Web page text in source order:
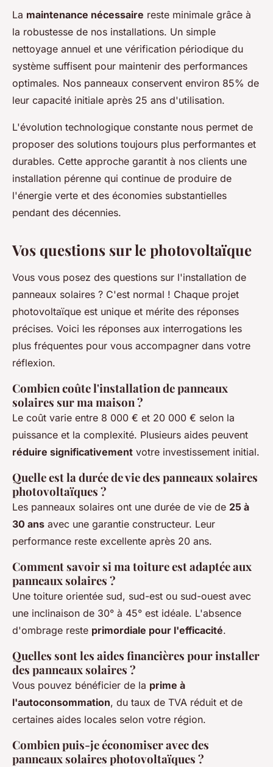
La maintenance nécessaire reste minimale grâce à
la robustesse de nos installations. Un simple
nettoyage annuel et une vérification périodique du
système suffisent pour maintenir des performances
optimales. Nos panneaux conservent environ 85% de
leur capacité initiale après 25 ans d'utilisation.
L'évolution technologique constante nous permet de
proposer des solutions toujours plus performantes et
durables. Cette approche garantit à nos clients une
installation pérenne qui continue de produire de
l'énergie verte et des économies substantielles
pendant des décennies.
Vos questions sur le photovoltaïque
Vous vous posez des questions sur l'installation de
panneaux solaires ? C'est normal ! Chaque projet
photovoltaïque est unique et mérite des réponses
précises. Voici les réponses aux interrogations les
plus fréquentes pour vous accompagner dans votre
réflexion.
Combien coûte l'installation de panneaux
solaires sur ma maison ?
Le coût varie entre 8 000 € et 20 000 € selon la
puissance et la complexité. Plusieurs aides peuvent
réduire significativement votre investissement initial.
Quelle est la durée de vie des panneaux solaires
photovoltaïques ?
Les panneaux solaires ont une durée de vie de 25 à
30 ans avec une garantie constructeur. Leur
performance reste excellente après 20 ans.
Comment savoir si ma toiture est adaptée aux
panneaux solaires ?
Une toiture orientée sud, sud-est ou sud-ouest avec
une inclinaison de 30° à 45° est idéale. L'absence
d'ombrage reste primordiale pour l'efficacité.
Quelles sont les aides financières pour installer
des panneaux solaires ?
Vous pouvez bénéficier de la prime à
l'autoconsommation, du taux de TVA réduit et de
certaines aides locales selon votre région.
Combien puis-je économiser avec des
panneaux solaires photovoltaïques ?